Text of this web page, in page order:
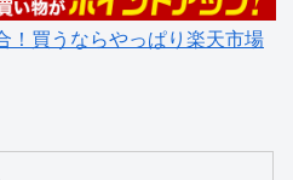
！買うならやっぱり楽天市場